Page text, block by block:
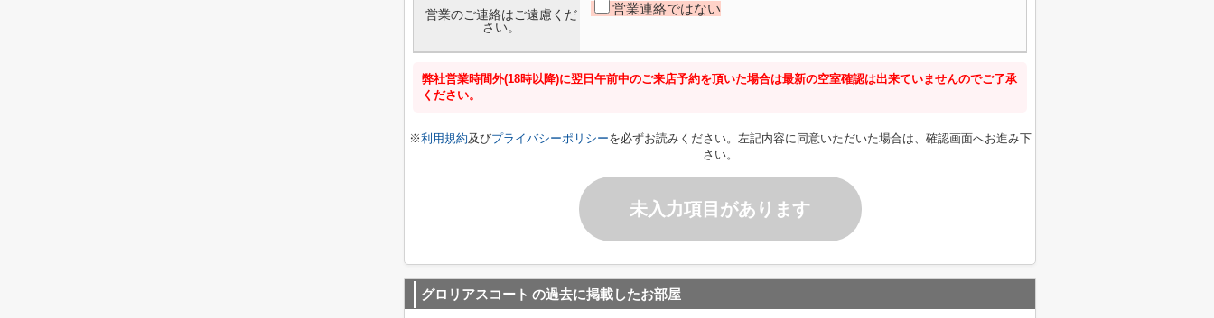
営業のご連絡はご遠慮くだ
さい。
営業連絡ではない
弊社営業時間外(18時以降)に翌日午前中のご来店予約を頂いた場合は最新の空室確認は出来ていませんのでご了承
ください。
※利用規約及びプライバシーポリシーを必ずお読みください。左記内容に同意いただいた場合は、確認画面へお進み下
さい。
未入力項目があります
グロリアスコート の過去に掲載したお部屋